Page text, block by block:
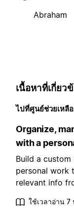
Abraham
เนื้อหาที่เกี่ยว
ไปที่ศูนย์ช่วยเหลือ
Organize,
with a
Build a
personal work
relevant info
ใช้เวลาอ่าน 7